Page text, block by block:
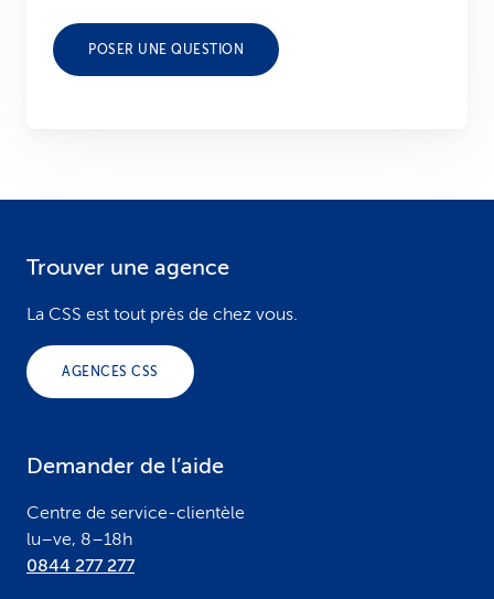
POSER UNE QUESTION
Trouver une agence
La CSS est tout près de chez vous.
AGENCES CSS
Demander de l’aide
Centre de service-clientèle
lu–ve, 8–18h
0844 277 277